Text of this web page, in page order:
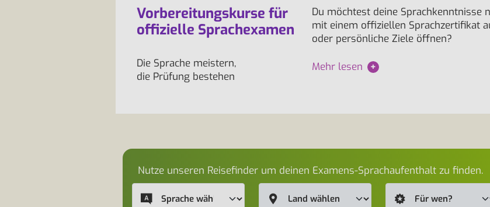
Vorbereitungskurse für
offizielle Sprachexamen
Die Sprache meistern,
die Prüfung bestehen
Du möchtest deine Sprachkenntnisse
mit einem offiziellen Sprachzertifikat
oder persönliche Ziele öffnen?
Mehr lesen +
Nutze unseren Reisefinder um deinen Examens-Sprachaufenthalt zu finden.